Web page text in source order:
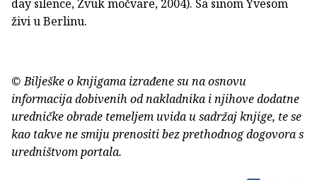
day silence, Zvuk močvare, 2004). Sa sinom Yvesom
živi u Berlinu.
© Bilješke o knjigama izrađene su na osnovu
informacija dobivenih od nakladnika i njihove dodatne
uredničke obrade temeljem uvida u sadržaj knjige, te se
kao takve ne smiju prenositi bez prethodnog dogovora s
uredništvom portala.